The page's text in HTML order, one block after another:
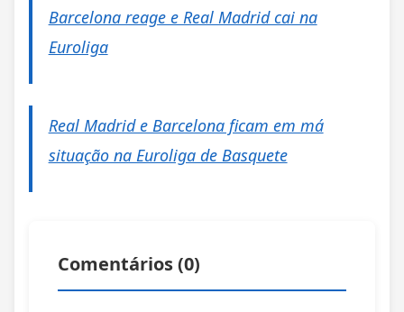
Barcelona reage e Real Madrid cai na
Euroliga
Real Madrid e Barcelona ficam em má
situação na Euroliga de Basquete
Comentários (0)